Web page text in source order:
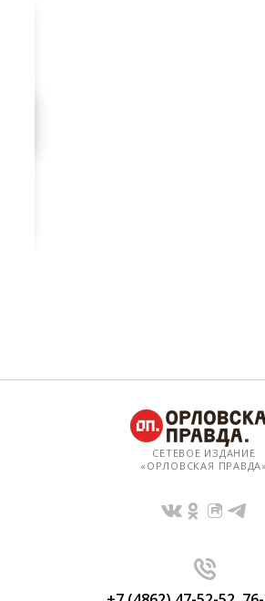
СЕТЕВОЕ ИЗДАНИЕ
«ОРЛОВСКАЯ ПРАВДА»